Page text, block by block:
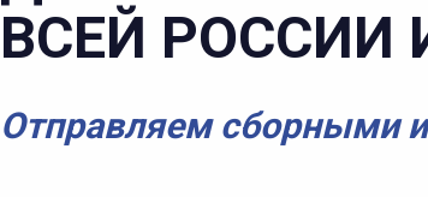
ВСЕЙ РОССИИ
Отправляем